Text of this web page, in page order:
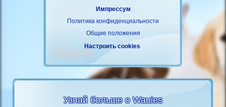
Импрессум
Политика конфиденциальности
Общие положения
Настроить cookies
Узнай больше о Wauies